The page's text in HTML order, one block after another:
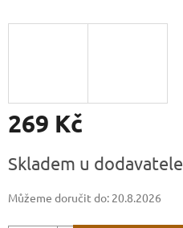
269 Kč
cena:
Skladem u dodavatele
Můžeme doručit do: 20.8.2026